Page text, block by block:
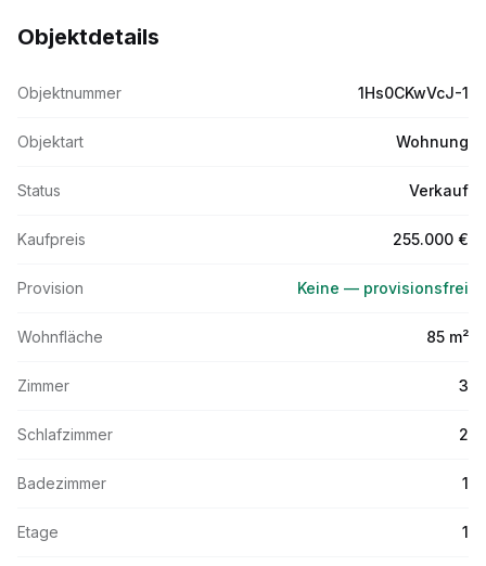
Objektdetails
Objektnummer 1Hs0CKwVcJ-1
Objektart Wohnung
Status Verkauf
Kaufpreis 255.000 €
Provision Keine — provisionsfrei
Wohnfläche 85 m²
Zimmer 3
Schlafzimmer 2
Badezimmer 1
Etage 1